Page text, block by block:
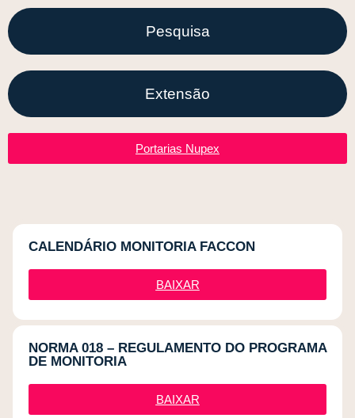
Pesquisa
Extensão
Portarias Nupex
CALENDÁRIO MONITORIA FACCON
BAIXAR
NORMA 018 – REGULAMENTO DO PROGRAMA
DE MONITORIA
BAIXAR